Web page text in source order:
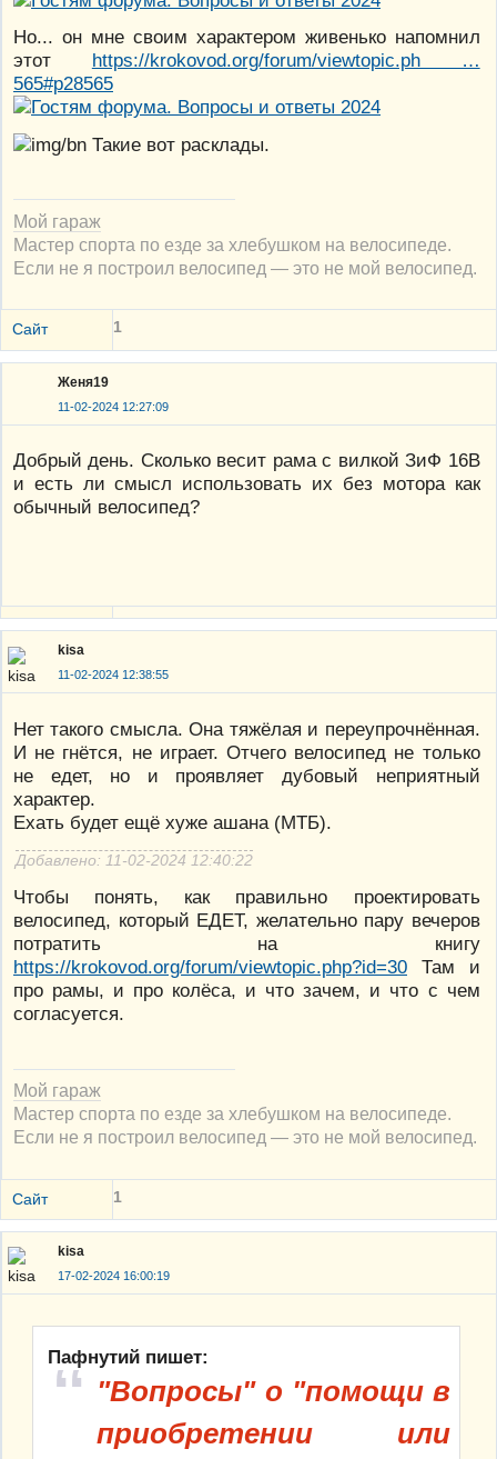
Но... он мне своим характером живенько напомнил
этот https://krokovod.org/forum/viewtopic.ph …
565#p28565
Такие вот расклады.
Мой гараж
Мастер спорта по езде за хлебушком на велосипеде.
Если не я построил велосипед — это не мой велосипед.
Сайт 1
Женя19
11-02-2024 12:27:09
Добрый день. Сколько весит рама с вилкой ЗиФ 16В
и есть ли смысл использовать их без мотора как
обычный велосипед?
kisa
11-02-2024 12:38:55
Нет такого смысла. Она тяжёлая и переупрочнённая.
И не гнётся, не играет. Отчего велосипед не только
не едет, но и проявляет дубовый неприятный
характер.
Ехать будет ещё хуже ашана (МТБ).
Добавлено: 11-02-2024 12:40:22
Чтобы понять, как правильно проектировать
велосипед, который ЕДЕТ, желательно пару вечеров
потратить на книгу
https://krokovod.org/forum/viewtopic.php?id=30 Там и
про рамы, и про колёса, и что зачем, и что с чем
согласуется.
Мой гараж
Мастер спорта по езде за хлебушком на велосипеде.
Если не я построил велосипед — это не мой велосипед.
Сайт 1
kisa
17-02-2024 16:00:19
Пафнутий пишет:
"Вопросы" о "помощи в
приобретении или